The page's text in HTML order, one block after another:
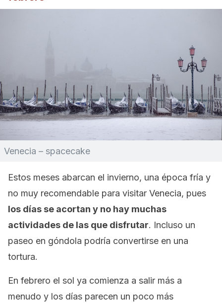
Venecia – spacecake
Estos meses abarcan el invierno, una época fría y
no muy recomendable para visitar Venecia, pues
los días se acortan y no hay muchas
actividades de las que disfrutar. Incluso un
paseo en góndola podría convertirse en una
tortura.
En febrero el sol ya comienza a salir más a
menudo y los días parecen un poco más